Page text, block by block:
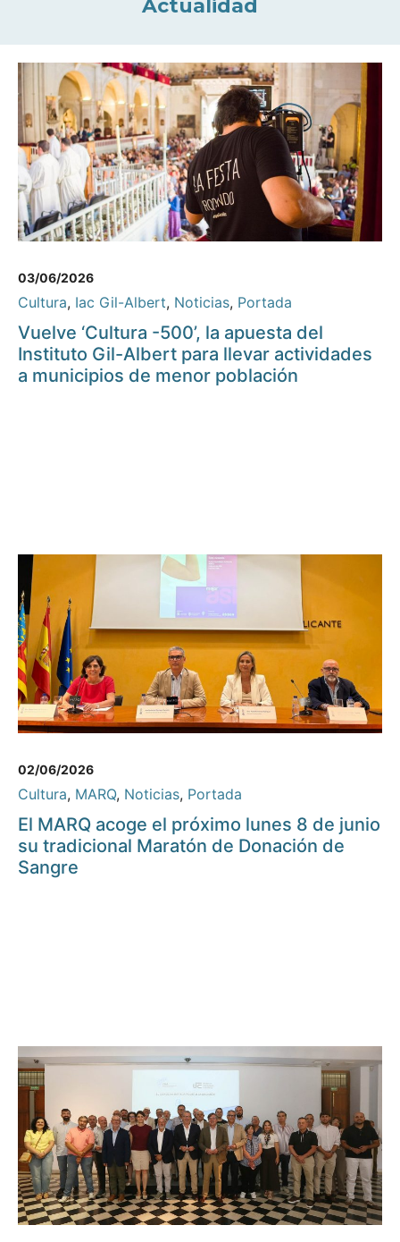
Actualidad
03/06/2026
Cultura, Iac Gil-Albert, Noticias, Portada
Vuelve ‘Cultura -500’, la apuesta del
Instituto Gil-Albert para llevar actividades
a municipios de menor población
02/06/2026
Cultura, MARQ, Noticias, Portada
El MARQ acoge el próximo lunes 8 de junio
su tradicional Maratón de Donación de
Sangre